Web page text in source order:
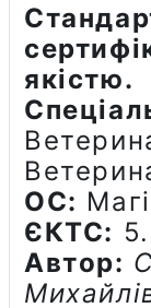
якістю.
ОС:
ЄКТС: 5.
Автор: